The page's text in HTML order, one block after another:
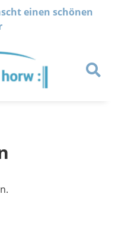
einen schönen